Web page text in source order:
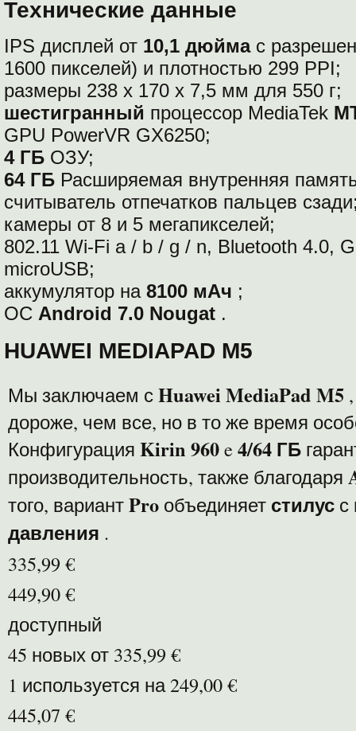
Технические данные
IPS дисплей от 10,1 дюймас
1600 пикселей) и плотностью 299 PPI;
размеры 238 х 170 х 7,5 мм для 550 г;
шестигранный процессор MediaTek
GPU PowerVR GX6250;
4 ГБ ОЗУ;
64 ГБ Расширяемая внутренняя
считыватель отпечатков пальцев
камеры от 8 и 5 мегапикселей;
802.11 Wi-Fi a / b / g / n, Bluetooth 4.0,
microUSB;
аккумулятор на 8100 мАч ;
ОС Android 7.0 Nougat .
HUAWEI MEDIAPAD M5
Мы заключаем сHuawei MediaPad M5
дороже, чем все, но в то же время
Конфигурация Kirin 960e 4/64 ГБ
производительность, также благодаря
того, вариантPro объединяет стилус с
давления .
335,99 €
449,90 €
доступный
45 новых от 335,99 €
1 используется на 249,00 €
445,07 €